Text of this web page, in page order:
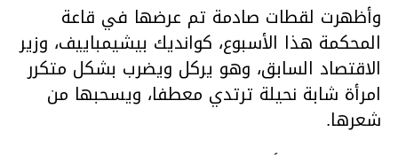
وأظهرت لقطات صادمة تم عرضها في قاعة
المحكمة هذا الأسبوع، كوانديك بيشيمباييف، وزير
الاقتصاد السابق، وهو يركل ويضرب بشكل متكرر
امرأة شابة نحيلة ترتدي معطفا، ويسحبها من
شعرها.